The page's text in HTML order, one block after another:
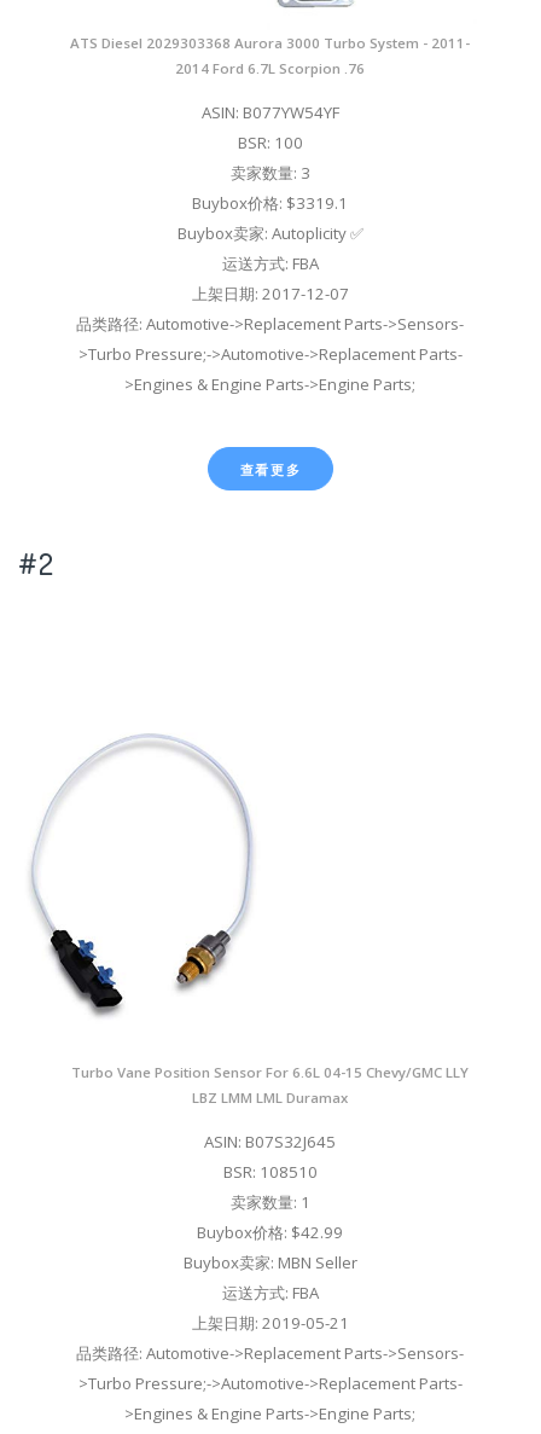
ATS Diesel 2029303368 Aurora 3000 Turbo System - 2011-
2014 Ford 6.7L Scorpion .76
ASIN: B077YW54YF
BSR: 100
卖家数量: 3
Buybox价格: $3319.1
Buybox卖家: Autoplicity ✅
运送方式: FBA
上架日期: 2017-12-07
品类路径: Automotive->Replacement Parts->Sensors-
>Turbo Pressure;->Automotive->Replacement Parts-
>Engines & Engine Parts->Engine Parts;
查看更多
#2
Turbo Vane Position Sensor For 6.6L 04-15 Chevy/GMC LLY
LBZ LMM LML Duramax
ASIN: B07S32J645
BSR: 108510
卖家数量: 1
Buybox价格: $42.99
Buybox卖家: MBN Seller
运送方式: FBA
上架日期: 2019-05-21
品类路径: Automotive->Replacement Parts->Sensors-
>Turbo Pressure;->Automotive->Replacement Parts-
>Engines & Engine Parts->Engine Parts;